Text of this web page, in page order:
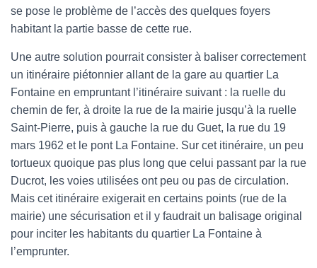
se pose le problème de l’accès des quelques foyers
habitant la partie basse de cette rue.
Une autre solution pourrait consister à baliser correctement
un itinéraire piétonnier allant de la gare au quartier La
Fontaine en empruntant l’itinéraire suivant : la ruelle du
chemin de fer, à droite la rue de la mairie jusqu’à la ruelle
Saint-Pierre, puis à gauche la rue du Guet, la rue du 19
mars 1962 et le pont La Fontaine. Sur cet itinéraire, un peu
tortueux quoique pas plus long que celui passant par la rue
Ducrot, les voies utilisées ont peu ou pas de circulation.
Mais cet itinéraire exigerait en certains points (rue de la
mairie) une sécurisation et il y faudrait un balisage original
pour inciter les habitants du quartier La Fontaine à
l’emprunter.